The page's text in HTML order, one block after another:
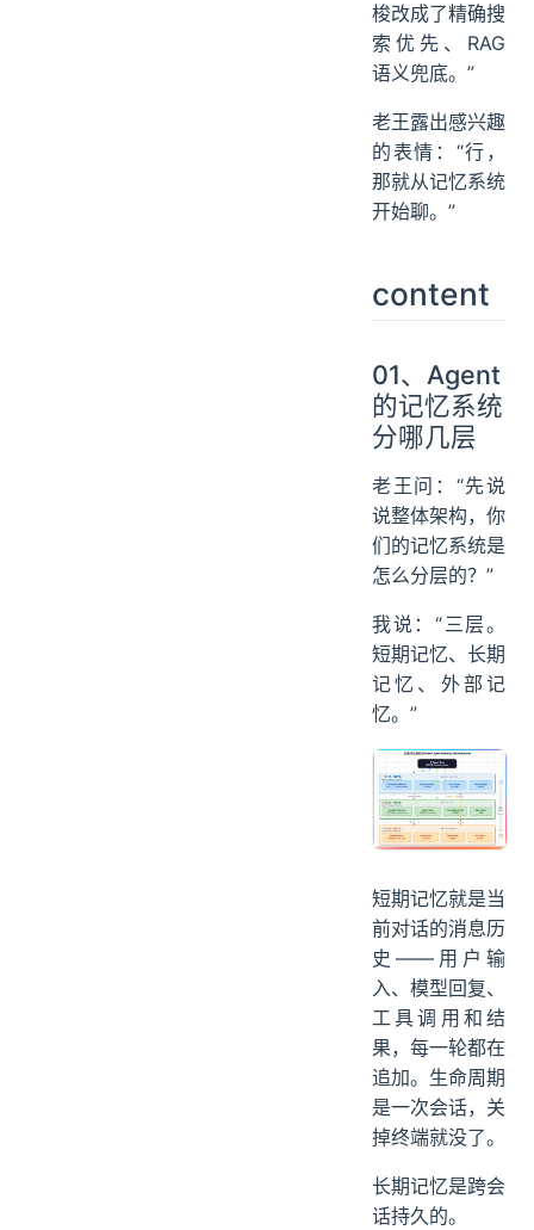
梭改成了精确搜
索优先、RAG
语义兜底。”
老王露出感兴趣
的表情：“行，
那就从记忆系统
开始聊。”
content
01、Agent
的记忆系统
分哪几层
老王问：“先说
说整体架构，你
们的记忆系统是
怎么分层的？”
我说：“三层。
短期记忆、长期
记忆、外部记
忆。”
短期记忆就是当
前对话的消息历
史——用户输
入、模型回复、
工具调用和结
果，每一轮都在
追加。生命周期
是一次会话，关
掉终端就没了。
长期记忆是跨会
话持久的。